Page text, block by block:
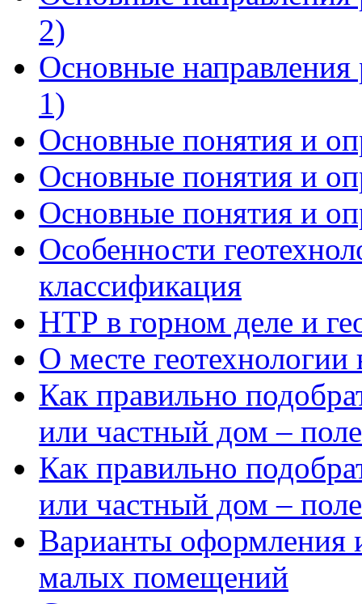
2)
Основные направления
1)
Основные понятия и
Основные понятия и
Основные понятия и
Особенности
классификация
НТР в горном деле и
О месте
Как правильно
или частный дом –
Как правильно
или частный дом –
Варианты оформления
малых помещений